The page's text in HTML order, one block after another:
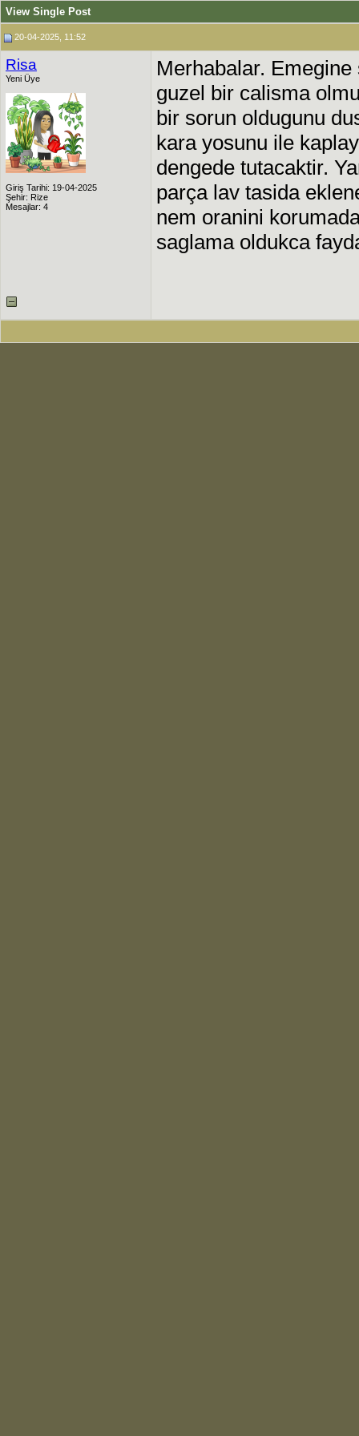
View Single Post
20-04-2025, 11:52
Risa
Yeni Üye
Giriş Tarihi: 19-04-2025
Şehir: Rize
Mesajlar: 4
Merhabalar.
guzel bir calisma
bir sorun oldugunu
kara yosunu ile
dengede tutacaktir.
parça lav tasida
nem oranini
saglama oldukca